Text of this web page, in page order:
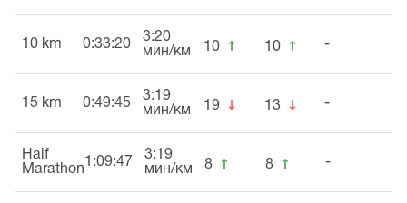
10 km 0:33:20
3:20
мин/км
10 ↑ 10 ↑ -
15 km 0:49:45
3:19
мин/км
19 ↓ 13 ↓ -
Half
Marathon
1:09:47
3:19
мин/км
8 ↑ 8 ↑ -